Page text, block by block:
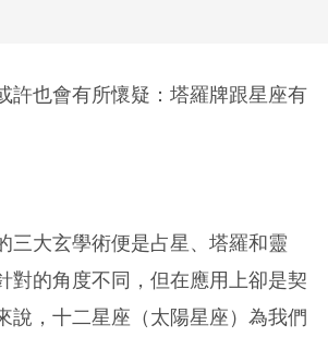
許也會有所懷疑：塔羅牌跟星座有
三大玄學術便是占星、塔羅和靈
對的角度不同，但在應用上卻是契
說，十二星座（太陽星座）為我們